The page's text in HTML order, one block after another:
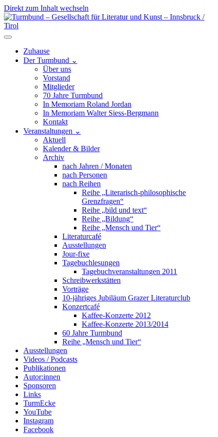
Direkt zum Inhalt wechseln
Hauptnavigation
Zuhause
Der Turmbund ⌄
Über uns
Vorstand
Mitglieder
70 Jahre Turmbund
In Memoriam Roland Jordan
In Memoriam Walter Siess-Bergmann
Kontakt
Veranstaltungen ⌄
Aktuell
Kalender & Bilder
Archiv
nach Jahren / Monaten
nach Personen
nach Reihen
Reihe „Literarisch-philosophische
Grenzfragen“
Reihe „bild und text“
Reihe „Bildung“
Reihe „Mensch und Tier“
Literaturcafé
Ausstellungen
Jour-fixe
Tagebuchlesungen
Tagebuchveranstaltungen 2011
Schreibwerkstätten
Vorträge
10-jähriges Jubiläum Grazer Literaturclub
Konzertcafé
Kaffee-Konzerte 2012
Kaffee-Konzerte 2013/2014
60 Jahre Turmbund
Reihe „Mensch und Tier“
Ausstellungen
Videos / Podcasts
Publikationen
Autor:innen
Sponsoren
Links
TurmEcke
YouTube
Instagram
Facebook